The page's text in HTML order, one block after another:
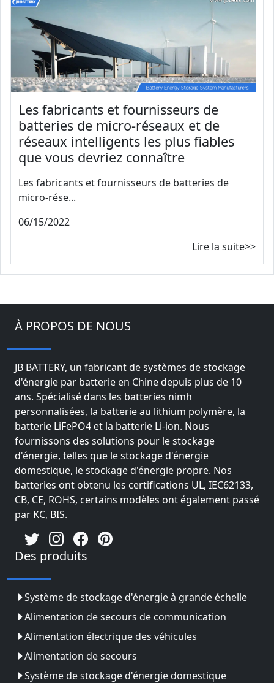
Les fabricants et fournisseurs de
batteries de micro-réseaux et de
réseaux intelligents les plus fiables
que vous devriez connaître
Les fabricants et fournisseurs de batteries de
micro-rése...
06/15/2022
Lire la suite>>
À PROPOS DE NOUS
JB BATTERY, un fabricant de systèmes de stockage
d'énergie par batterie en Chine depuis plus de 10
ans. Spécialisé dans les batteries nimh
personnalisées, la batterie au lithium polymère, la
batterie LiFePO4 et la batterie Li-ion. Nous
fournissons des solutions pour le stockage
d'énergie, telles que le stockage d'énergie
domestique, le stockage d'énergie propre. Nos
batteries ont obtenu les certifications UL, IEC62133,
CB, CE, ROHS, certains modèles ont également passé
par KC, BIS.
Des produits
Système de stockage d'énergie à grande échelle
Alimentation de secours de communication
Alimentation électrique des véhicules
Alimentation de secours
Système de stockage d'énergie domestique